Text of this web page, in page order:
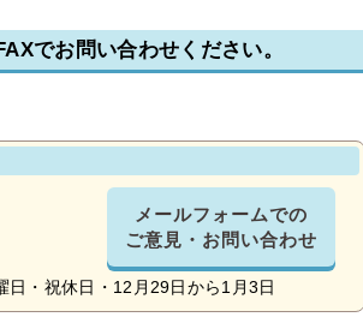
でお問い合わせください。
メールフォームでの
ご意見・お問い合わせ
・祝休日・12月29日から1月3日